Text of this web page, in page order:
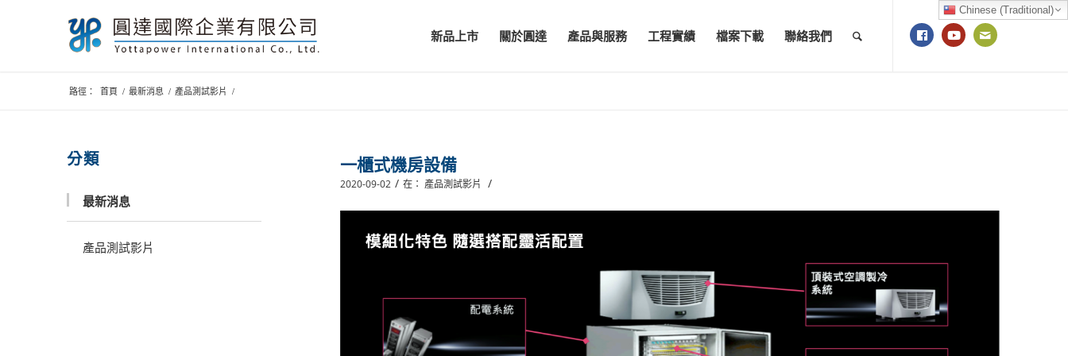
新品上市 關於圓達 產品與服務 工程實績 檔案下載 聯絡我們
路徑： 首頁 / 最新消息 / 產品測試影片 /
一櫃式機房設備
2020-09-02 / 在： 產品測試影片 /
分類
最新消息
產品測試影片
Chinese (Traditional)